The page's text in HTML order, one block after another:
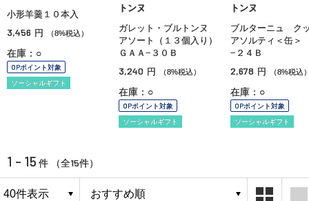
小形羊羹１０本入
3,456 円 （8%税込）
在庫：○
OPポイント対象
ソーシャルギフト
トンヌ
ガレット・ブルトンヌ
アソート（１３個入り）
ＧＡＡ−３０Ｂ
3,240 円 （8%税込）
在庫：○
OPポイント対象
ソーシャルギフト
トンヌ
ブルターニュ ク
アソルティ＜缶
−２４Ｂ
2,678 円 （8%税込
在庫：○
OPポイント対象
ソーシャルギフト
1 - 15 件 （全15件）